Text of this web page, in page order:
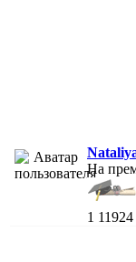
На
1 11924